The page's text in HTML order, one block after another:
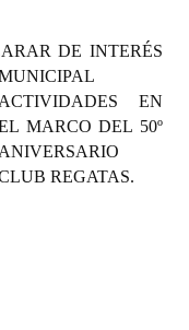
DE INTERÉS
ACTIVIDADES EN
MARCO DEL 50º
ANIVERSARIO
REGATAS.